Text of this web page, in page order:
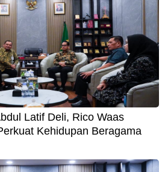
Latif Deli, Rico Waas
Kehidupan Beragama